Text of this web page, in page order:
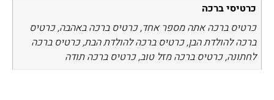
ברכה
ברכה אתה מספר אחד, כרטיס ברכה באהבה, כרטיס
להולדת הבן, כרטיס ברכה להולדת הבת, כרטיס ברכה
כרטיס ברכה מזל טוב, כרטיס ברכה תודה